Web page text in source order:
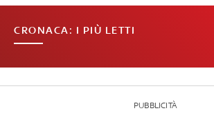
CRONACA: I PIÙ LETTI
PUBBLICITÀ